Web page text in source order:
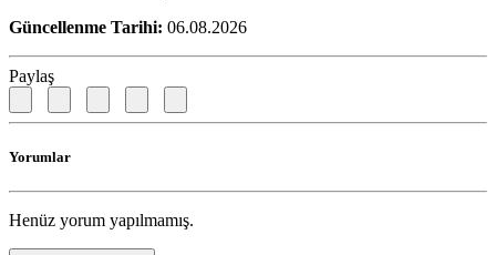
Güncellenme Tarihi: 06.08.2026
Paylaş
Yorumlar
Henüz yorum yapılmamış.